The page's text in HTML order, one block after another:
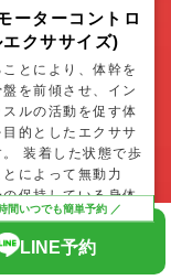
ーターコントロ
エクササイズ)
とにより、体幹を
を前傾させ、イン
ルの活動を促す体
的としたエクササ
。 装着した状態で歩
によって無動力
保持している身体
い、更に身体能力及
力を向上させる効果
きます。
LINE予約